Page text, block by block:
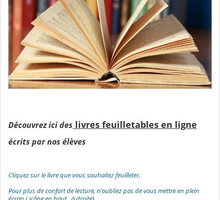
Découvrez ici des livres feuilletables en ligne
écrits par nos élèves
Cliquez sur le livre que vous souhaitez feuilleter,
Pour plus de confort de lecture, n'oubliez pas de vous mettre en plein